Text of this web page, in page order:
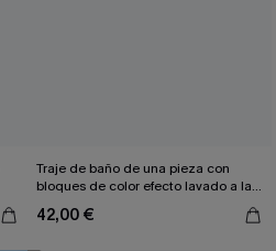
Traje de baño de una pieza con
bloques de color efecto lavado a la
42,00 €